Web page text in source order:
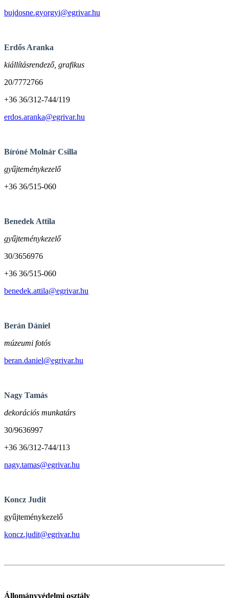
bujdosne.gyorgyi@egrivar.hu
Erdős Aranka
kiállításrendező, grafikus
20/7772766
+36 36/312-744/119
erdos.aranka@egrivar.hu
Bíróné Molnár Csilla
gyűjteménykezelő
+36 36/515-060
Benedek Attila
gyűjteménykezelő
30/3656976
+36 36/515-060
benedek.attila@egrivar.hu
Berán Dániel
múzeumi fotós
beran.daniel@egrivar.hu
Nagy Tamás
dekorációs munkatárs
30/9636997
+36 36/312-744/113
nagy.tamas@egrivar.hu
Koncz Judit
gyűjteménykezelő
koncz.judit@egrivar.hu
Állományvédelmi osztály